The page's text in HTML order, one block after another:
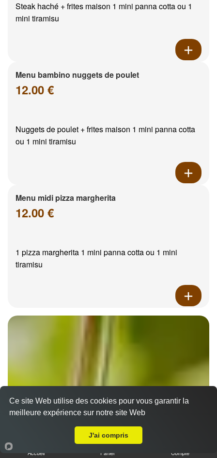
Steak haché + frites maison 1 mini panna cotta ou 1
mini tiramisu
Menu bambino nuggets de poulet
12.00 €
Nuggets de poulet + frites maison 1 mini panna cotta
ou 1 mini tiramisu
Menu midi pizza margherita
12.00 €
1 pizza margherita 1 mini panna cotta ou 1 mini
tiramisu
Accueil Panier Compte
Ce site Web utilise des cookies pour vous garantir la
meilleure expérience sur notre site Web
J'ai compris